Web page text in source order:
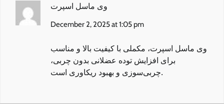
وی ماسل اسپرت
December 2, 2025 at 1:05 pm
وی ماسل اسپرت، مکملی با کیفیت بالا و مناسب
برای افزایش توده عضلانی بدون چربی،
چربی‌سوزی و بهبود ریکاوری است.